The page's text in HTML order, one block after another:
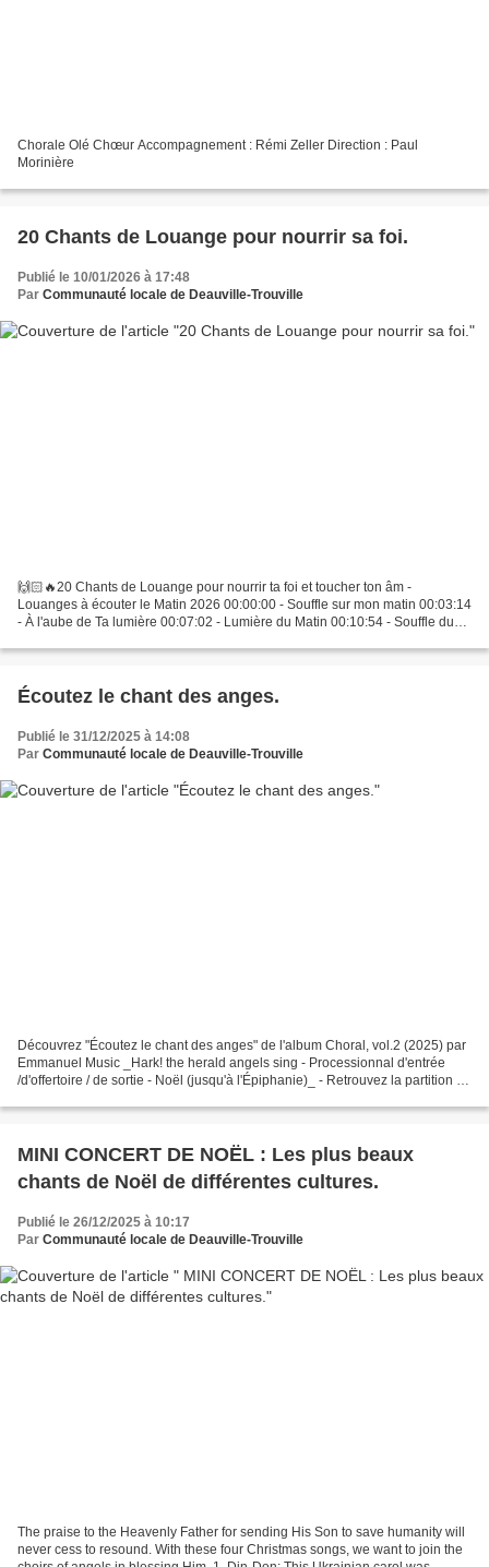
Chorale Olé Chœur Accompagnement : Rémi Zeller Direction : Paul
Morinière
20 Chants de Louange pour nourrir sa foi.
Publié le 10/01/2026 à 17:48
Par Communauté locale de Deauville-Trouville
🙌🏻🔥20 Chants de Louange pour nourrir ta foi et toucher ton âm -
Louanges à écouter le Matin 2026 00:00:00 - Souffle sur mon matin 00:03:14
- À l'aube de Ta lumière 00:07:02 - Lumière du Matin 00:10:54 - Souffle du
Écoutez le chant des anges.
Publié le 31/12/2025 à 14:08
Par Communauté locale de Deauville-Trouville
Découvrez "Écoutez le chant des anges" de l'album Choral, vol.2 (2025) par
Emmanuel Music _Hark! the herald angels sing - Processionnal d'entrée
/d'offertoire / de sortie - Noël (jusqu'à l'Épiphanie)_ - Retrouvez la partition ici
MINI CONCERT DE NOËL : Les plus beaux
chants de Noël de différentes cultures.
Publié le 26/12/2025 à 10:17
Par Communauté locale de Deauville-Trouville
The praise to the Heavenly Father for sending His Son to save humanity will
never cess to resound. With these four Christmas songs, we want to join the